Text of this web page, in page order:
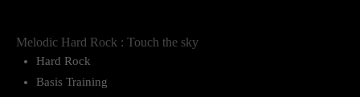
Melodic Hard Rock : Touch the sky
Hard Rock
Basis Training